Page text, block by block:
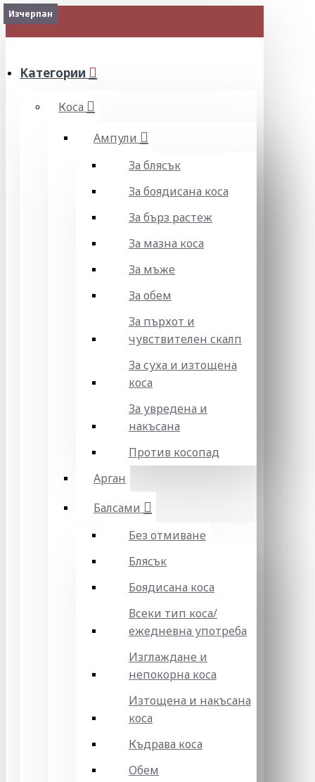
МЕНЮ
Категории
Коса
Ампули
За блясък
За боядисана коса
За бърз растеж
За мазна коса
За мъже
За обем
За пърхот и
чувствителен скалп
За суха и изтощена
коса
За увредена и
накъсана
Против косопад
Арган
Балсами
Без отмиване
Блясък
Боядисана коса
Всеки тип коса/
ежедневна употреба
Изглаждане и
непокорна коса
Изтощена и накъсана
коса
Къдрава коса
Обем
Изчерпан
Изчерпан
Изчерпан
Изчерпан
Изчерпан